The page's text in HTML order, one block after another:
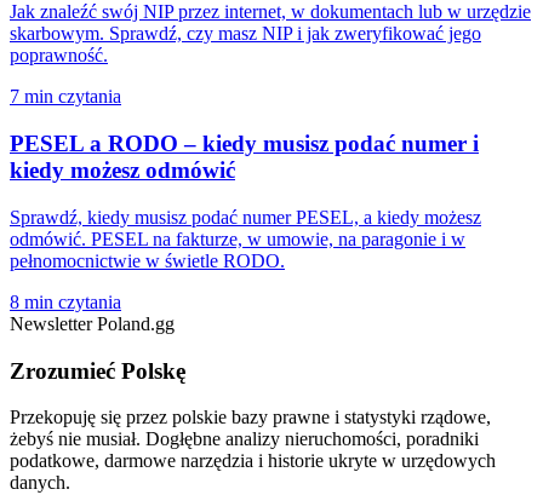
Jak znaleźć swój NIP przez internet, w dokumentach lub w urzędzie
skarbowym. Sprawdź, czy masz NIP i jak zweryfikować jego
poprawność.
7 min czytania
PESEL a RODO – kiedy musisz podać numer i
kiedy możesz odmówić
Sprawdź, kiedy musisz podać numer PESEL, a kiedy możesz
odmówić. PESEL na fakturze, w umowie, na paragonie i w
pełnomocnictwie w świetle RODO.
8 min czytania
Newsletter Poland.gg
Zrozumieć Polskę
Przekopuję się przez polskie bazy prawne i statystyki rządowe,
żebyś nie musiał. Dogłębne analizy nieruchomości, poradniki
podatkowe, darmowe narzędzia i historie ukryte w urzędowych
danych.